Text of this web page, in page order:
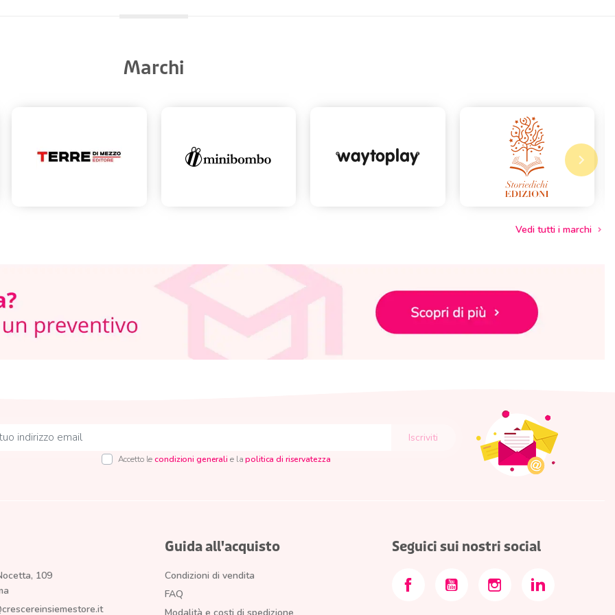
Marchi
keyboard_arrow_right
Vedi tutti i marchi
Accetto lecondizioni generali e lapolitica di riservatezza
109
Guida all'acquisto
Condizioni di vendita
FAQ
Seguici sui nostri social